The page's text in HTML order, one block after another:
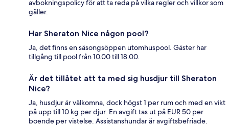
avbokningspolicy för att ta reda på vilka regler och villkor som
gäller.
Har Sheraton Nice någon pool?
Ja, det finns en säsongsöppen utomhuspool. Gäster har
tillgång till pool från 10.00 till 18.00.
Är det tillåtet att ta med sig husdjur till Sheraton
Nice?
Ja, husdjur är välkomna, dock högst 1 per rum och med en vikt
på upp till 10 kg per djur. En avgift tas ut på EUR 50 per
boende per vistelse. Assistanshundar är avgiftsbefriade.